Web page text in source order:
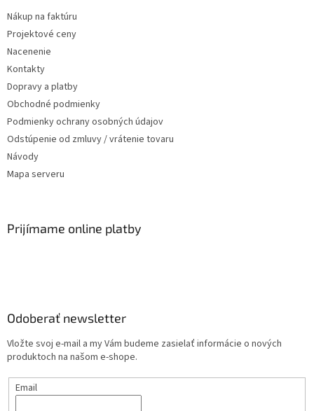
Nákup na faktúru
Projektové ceny
Nacenenie
Kontakty
Dopravy a platby
Obchodné podmienky
Podmienky ochrany osobných údajov
Odstúpenie od zmluvy / vrátenie tovaru
Návody
Mapa serveru
Prijímame online platby
Odoberať newsletter
Vložte svoj e-mail a my Vám budeme zasielať informácie o nových
produktoch na našom e-shope.
Email